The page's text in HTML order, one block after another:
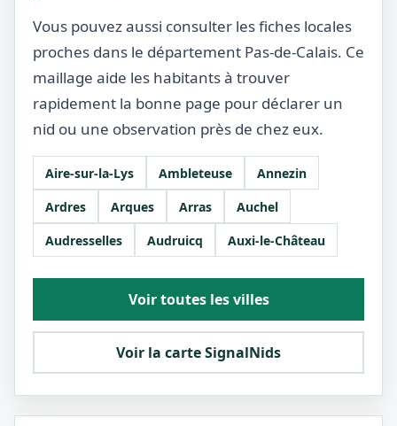
Vous pouvez aussi consulter les fiches locales
proches dans le département Pas-de-Calais. Ce
maillage aide les habitants à trouver
rapidement la bonne page pour déclarer un
nid ou une observation près de chez eux.
Aire-sur-la-Lys Ambleteuse
Annezin
Ardres
Arques Arras
Auchel
Audresselles
Audruicq Auxi-le-Château
Voir toutes les villes
Voir la carte SignalNids